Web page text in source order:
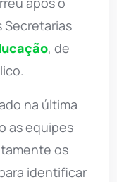
Secretarias
, de
na última
as equipes
os
identificar